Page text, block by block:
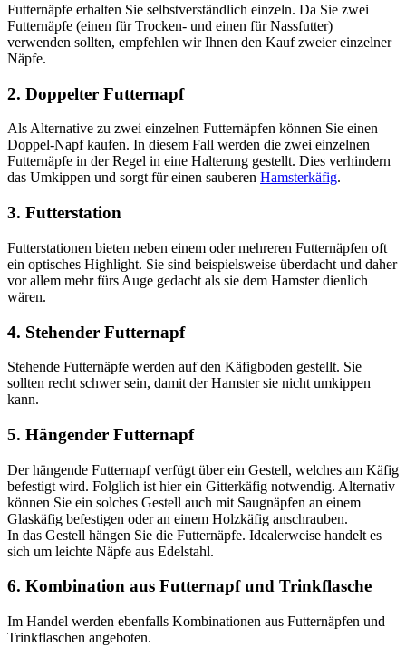
Futternäpfe erhalten Sie selbstverständlich einzeln. Da Sie zwei
Futternäpfe (einen für Trocken- und einen für Nassfutter)
verwenden sollten, empfehlen wir Ihnen den Kauf zweier einzelner
Näpfe.
2. Doppelter Futternapf
Als Alternative zu zwei einzelnen Futternäpfen können Sie einen
Doppel-Napf kaufen. In diesem Fall werden die zwei einzelnen
Futternäpfe in der Regel in eine Halterung gestellt. Dies verhindern
das Umkippen und sorgt für einen sauberen Hamsterkäfig.
3. Futterstation
Futterstationen bieten neben einem oder mehreren Futternäpfen oft
ein optisches Highlight. Sie sind beispielsweise überdacht und daher
vor allem mehr fürs Auge gedacht als sie dem Hamster dienlich
wären.
4. Stehender Futternapf
Stehende Futternäpfe werden auf den Käfigboden gestellt. Sie
sollten recht schwer sein, damit der Hamster sie nicht umkippen
kann.
5. Hängender Futternapf
Der hängende Futternapf verfügt über ein Gestell, welches am Käfig
befestigt wird. Folglich ist hier ein Gitterkäfig notwendig. Alternativ
können Sie ein solches Gestell auch mit Saugnäpfen an einem
Glaskäfig befestigen oder an einem Holzkäfig anschrauben.
In das Gestell hängen Sie die Futternäpfe. Idealerweise handelt es
sich um leichte Näpfe aus Edelstahl.
6. Kombination aus Futternapf und Trinkflasche
Im Handel werden ebenfalls Kombinationen aus Futternäpfen und
Trinkflaschen angeboten.